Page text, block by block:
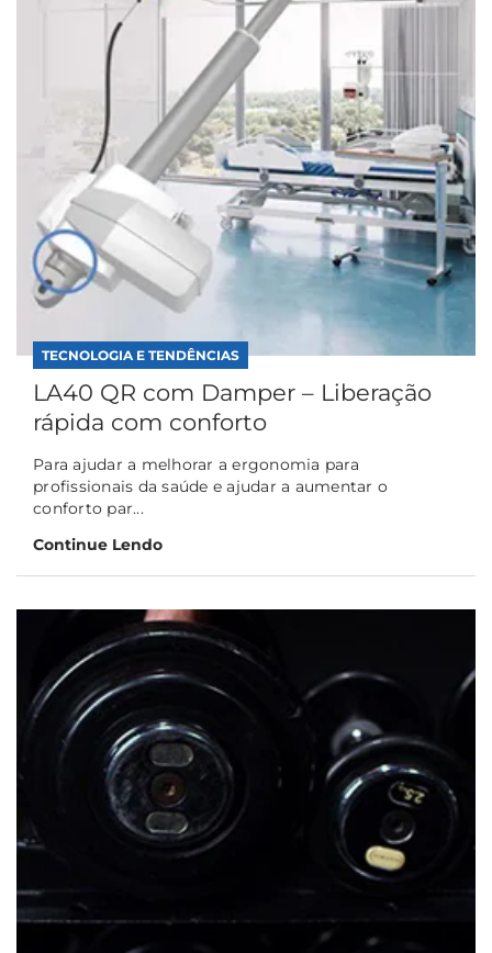
TECNOLOGIA E TENDÊNCIAS
LA40 QR com Damper – Liberação
rápida com conforto
Para ajudar a melhorar a ergonomia para
profissionais da saúde e ajudar a aumentar o
conforto par...
Continue Lendo